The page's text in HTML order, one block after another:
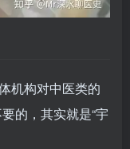
机构对中医类的
的，其实就是“宇